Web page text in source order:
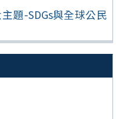
題-SDGs與全球公民